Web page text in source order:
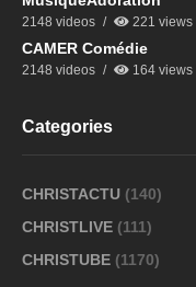
2148 videos 221 views
CAMER Comédie
2148 videos 164 views
Categories
CHRISTACTU (140)
CHRISTLIVE (111)
CHRISTUBE (1170)